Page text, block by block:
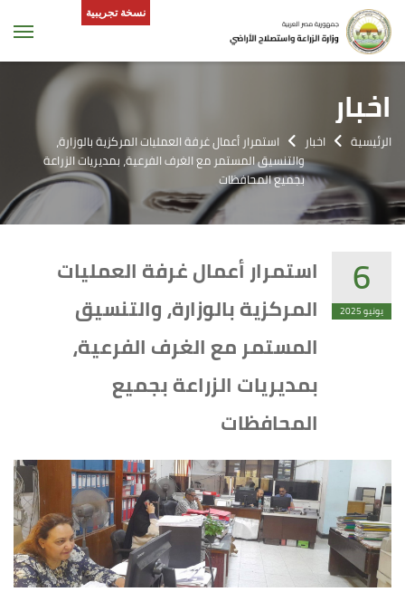
نسخة تجريبية
اخبار
الرئيسية اخبار
استمرار أعمال غرفة العمليات المركزية بالوزارة،
والتنسيق المستمر مع الغرف الفرعية، بمديريات الزراعة
بجميع المحافظات
6
يونيو 2025
استمرار أعمال غرفة العمليات
المركزية بالوزارة، والتنسيق
المستمر مع الغرف الفرعية،
بمديريات الزراعة بجميع
المحافظات